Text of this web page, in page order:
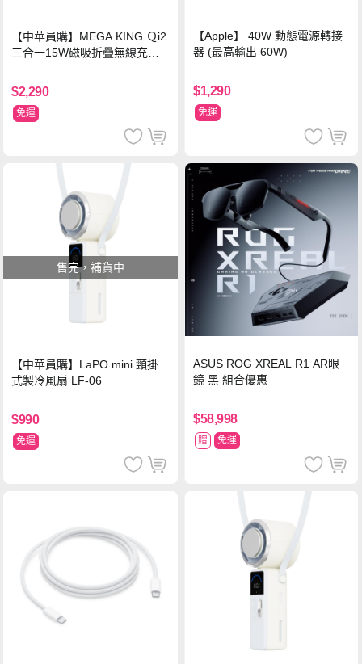
【中華員購】MEGA KING Ｑi2
三合一15W磁吸折疊無線充電
$2,290
免運
【Apple】 40W 動態電源轉接
器 (最高輸出 60W)
$1,290
免運
售完，補貨中
【中華員購】LaPO mini 頸掛
式製冷風扇 LF-06
$990
免運
ASUS ROG XREAL R1 AR眼
鏡 黑 組合優惠
$58,998
贈 免運